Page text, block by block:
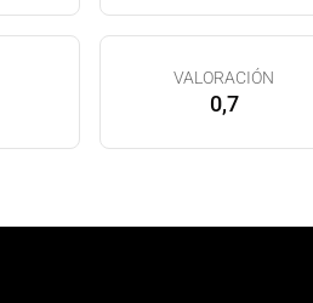
VALORACIÓN
0,7